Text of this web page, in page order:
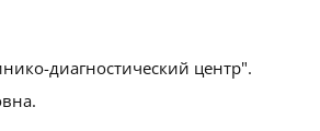
диагностический центр".